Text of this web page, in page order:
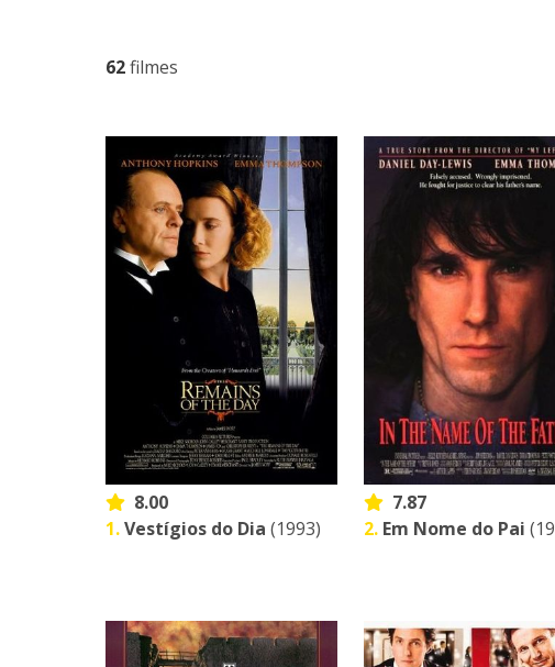
62filmes
8.00
1.Vestígios do Dia (1993)
7.87
2. Em Nome do Pai